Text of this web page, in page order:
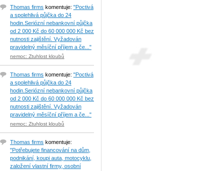
Thomas firms komentuje: "Poctivá
a spolehlivá půjčka do 24
hodin.Seriózní nebankovní půjčka
od 2 000 Kč do 60 000 000 Kč bez
nutnosti zajištění. Vyžadován
pravidelný měsíční příjem a če..."
nemoc: Ztuhlost kloubů
Thomas firms komentuje: "Poctivá
a spolehlivá půjčka do 24
hodin.Seriózní nebankovní půjčka
od 2 000 Kč do 60 000 000 Kč bez
nutnosti zajištění. Vyžadován
pravidelný měsíční příjem a če..."
nemoc: Ztuhlost kloubů
Thomas firms komentuje:
"Potřebujete financování na dům,
podnikání, koupi auta, motocyklu,
založení vlastní firmy, osobní